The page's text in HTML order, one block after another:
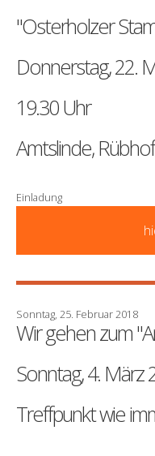
"Osterholzer
Donnerstag, 22.
19.30 Uhr
Amtslinde,
Einladung
Sonntag, 25. Februar 2018
Wir gehen zum
Sonntag, 4. März
Treffpunkt wie